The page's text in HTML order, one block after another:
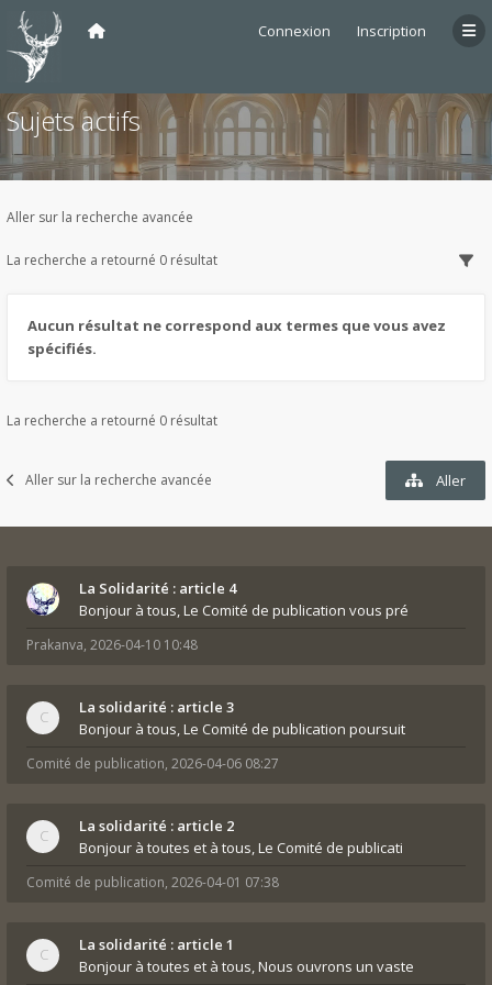
Connexion Inscription
Sujets actifs
Aller sur la recherche avancée
La recherche a retourné 0 résultat
Aucun résultat ne correspond aux termes que vous avez
spécifiés.
La recherche a retourné 0 résultat
Aller sur la recherche avancée Aller
La Solidarité : article 4
Bonjour à tous, Le Comité de publication vous pré
Prakanva, 2026-04-10 10:48
La solidarité : article 3
Bonjour à tous, Le Comité de publication poursuit
Comité de publication, 2026-04-06 08:27
La solidarité : article 2
Bonjour à toutes et à tous, Le Comité de publicati
Comité de publication, 2026-04-01 07:38
La solidarité : article 1
Bonjour à toutes et à tous, Nous ouvrons un vaste